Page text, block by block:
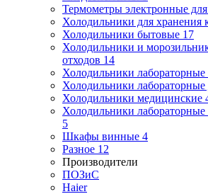
Термометры электронные
Холодильники для хранения
Холодильники бытовые 17
Холодильники и
отходов 14
Холодильники
Холодильники
Холодильники медицинские
Холодильники
5
Шкафы винные 4
Разное 12
Производители
ПОЗиС
Haier